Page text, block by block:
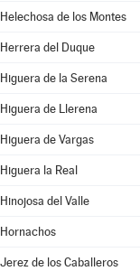
Helechosa de los Montes
Herrera del Duque
Higuera de la Serena
Higuera de Llerena
Higuera de Vargas
Higuera la Real
Hinojosa del Valle
Hornachos
Jerez de los Caballeros